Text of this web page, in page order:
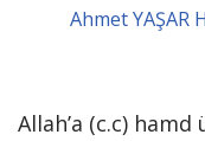
Ahmet YAŞAR
Allah’a (c.c)